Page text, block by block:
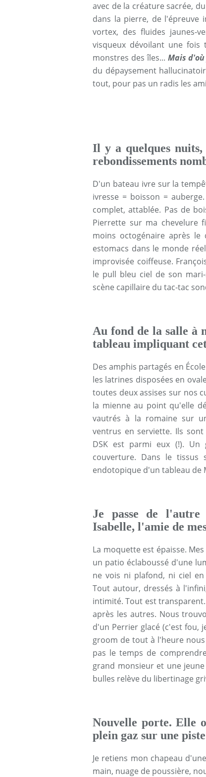
avec de la créature sacrée,
dans la pierre, de l'épreuve
vortex, des fluides jaunes-
visqueux dévoilant une fois
monstres des îles... Mais
du dépaysement
tout, pour pas un radis les
Il y a quelques
rebondissements
D'un bateau ivre sur la
ivresse = boisson =
complet, attablée. Pas de
Pierrette sur ma chevelure
moins octogénaire après
estomacs dans le monde
improvisée coiffeuse.
le pull bleu ciel de son
scène capillaire du tac-tac
Au fond de la salle à
tableau impliquant
Des amphis partagés en
les latrines disposées en
toutes deux assises sur nos
la mienne au point qu'elle
vautrés à la romaine sur
ventrus en serviette. Ils
DSK est parmi eux (!).
couverture. Dans le tissus
endotopique d'un tableau de
Je passe de
Isabelle, l'amie de
La moquette est épaisse.
un patio éclaboussé d'une
ne vois ni plafond, ni ciel en
Tout autour, dressés à
intimité. Tout est
après les autres. Nous
d'un Perrier glacé (c'est fou,
groom de tout à l'heure
pas le temps de
grand monsieur et une
bulles relève du libertinage
Nouvelle porte. Elle
plein gaz sur une
Je retiens mon chapeau
main, nuage de poussière,